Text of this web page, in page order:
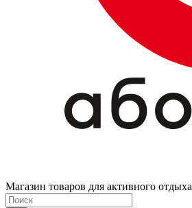
Магазин товаров для активного отдыха